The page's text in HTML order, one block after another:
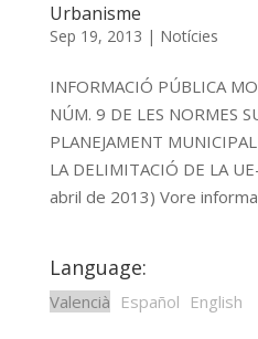
Urbanisme
Sep 19, 2013 | Notícies
INFORMACIÓ PÚBLICA
NÚM. 9 DE LES NORMES
PLANEJAMENT
LA DELIMITACIÓ DE LA
abril de 2013) Vore
Language:
Valencià Español English